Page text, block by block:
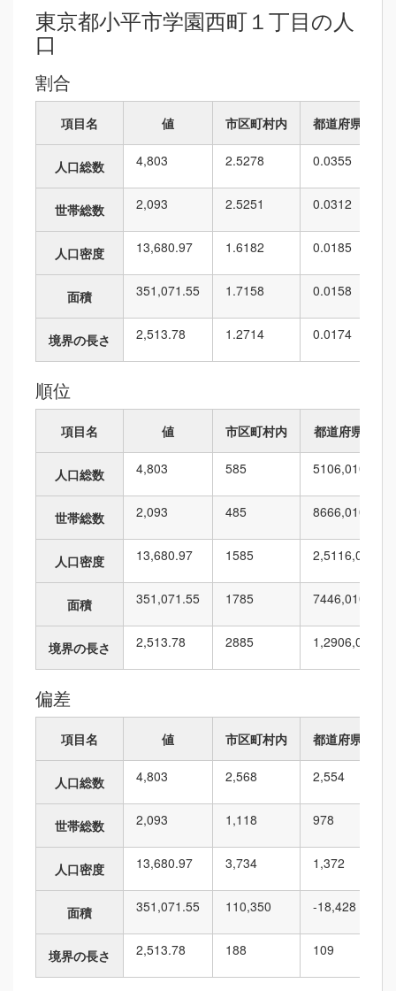
東京都小平市学園西町１丁目の人
口
割合
項目名 値 市区町村内 都道府県内
人口総数 4,803 2.5278 0.0355
世帯総数 2,093 2.5251 0.0312
人口密度 13,680.97 1.6182 0.0185
面積 351,071.55 1.7158 0.0158
境界の長さ 2,513.78 1.2714 0.0174
順位
項目名 値 市区町村内 都道府県内
人口総数 4,803 585 5106,010
世帯総数 2,093 485 8666,010
人口密度 13,680.97 1585 2,5116,010
面積 351,071.55 1785 7446,010
境界の長さ 2,513.78 2885 1,2906,010
偏差
項目名 値 市区町村内 都道府県内
人口総数 4,803 2,568 2,554
世帯総数 2,093 1,118 978
人口密度 13,680.97 3,734 1,372
面積 351,071.55 110,350 -18,428
境界の長さ 2,513.78 188 109